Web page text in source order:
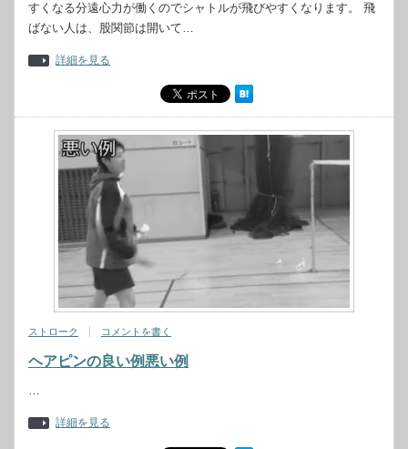
すくなる分遠心力が働くのでシャトルが飛びやすくなります。 飛
ばない人は、股関節は開いて…
詳細を見る
ストローク コメントを書く
ヘアピンの良い例悪い例
…
詳細を見る